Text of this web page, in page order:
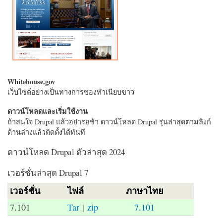
Whitehouse.gov
เว็บไซต์อย่างเป็นทางการของทำเนียบขาว
ดาวน์โหลดและเริ่มใช้งาน
ถ้าสนใจ Drupal แล้วอย่ารอช้า ดาวน์โหลด Drupal รุ่นล่าสุดตามลิงก์
ด้านล่างแล้วติดตั้งได้ทันที
ดาวน์โหลด Drupal ตัวล่าสุด 2024
เวอร์ชั่นล่าสุด Drupal 7
เวอร์ชั่น ไฟล์ ภาษาไทย
7.101 Tar |zip 7.101